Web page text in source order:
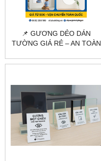
📌 GƯƠNG DẺO DÁN
TƯỜNG GIÁ RẺ – AN TOÀN